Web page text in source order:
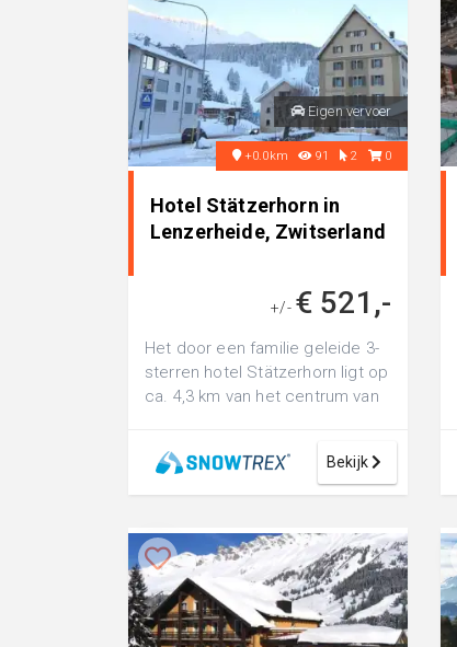
Eigen vervoer
+0.0km 91 2 0
Hotel Stätzerhorn in
Lenzerheide, Zwitserland
+/- € 521,-
Het door een familie geleide 3-
sterren hotel Stätzerhorn ligt op
ca. 4,3 km van het centrum van
Bekijk